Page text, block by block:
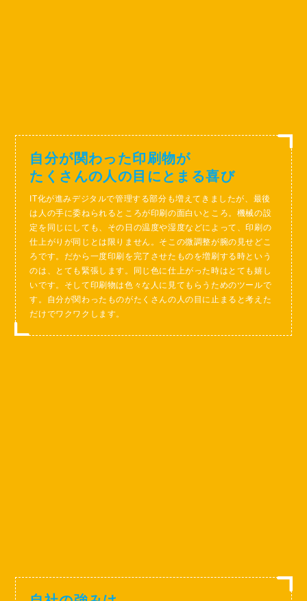
自分が関わった印刷物が
たくさんの人の目にとまる喜び
IT化が進みデジタルで管理する部分も増えてきましたが、最後
は人の手に委ねられるところが印刷の面白いところ。機械の設
定を同じにしても、その日の温度や湿度などによって、印刷の
仕上がりが同じとは限りません。そこの微調整が腕の見せどこ
ろです。だから一度印刷を完了させたものを増刷する時という
のは、とても緊張します。同じ色に仕上がった時はとても嬉し
いです。そして印刷物は色々な人に見てもらうためのツールで
す。自分が関わったものがたくさんの人の目に止まると考えた
だけでワクワクします。